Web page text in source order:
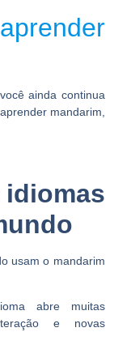
ainda continua
mandarim,
usam o mandarim
abre muitas
e novas